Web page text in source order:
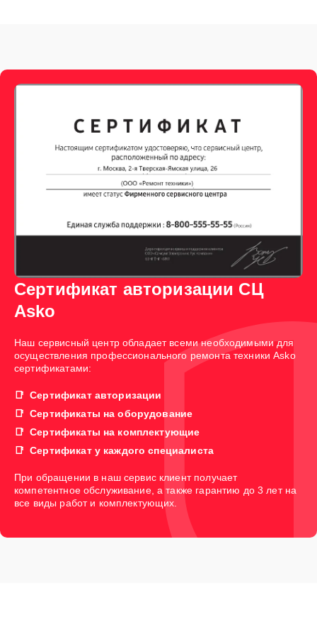
Сертификат авторизации СЦ
Asko
Наш сервисный центр обладает всеми необходимыми для
осуществления профессионального ремонта техники Asko
сертификатами:
Сертификат авторизации
Сертификаты на оборудование
Сертификаты на комплектующие
Сертификат у каждого специалиста
При обращении в наш сервис клиент получает
компетентное обслуживание, а также гарантию до 3 лет на
все виды работ и комплектующих.